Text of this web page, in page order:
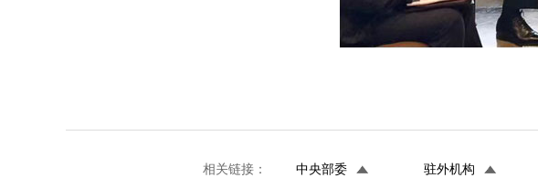
相关链接： 中央部委 驻外机构